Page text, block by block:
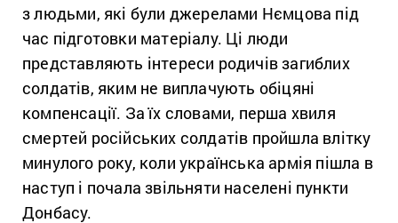
з людьми, які були джерелами Нємцова під
час підготовки матеріалу. Ці люди
представляють інтереси родичів загиблих
солдатів, яким не виплачують обіцяні
компенсації. За їх словами, перша хвиля
смертей російських солдатів пройшла влітку
минулого року, коли українська армія пішла в
наступ і почала звільняти населені пункти
Донбасу.